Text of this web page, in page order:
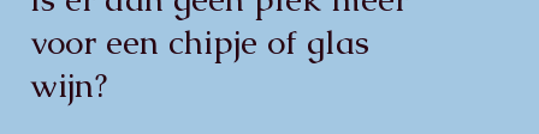
voor een chipje of glas
wijn?